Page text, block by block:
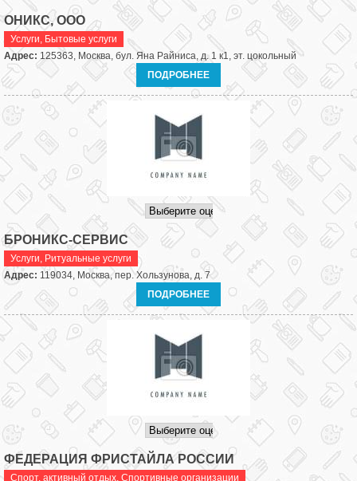
ОНИКС, ООО
Услуги, Бытовые услуги
Адрес: 125363, Москва, бул. Яна Райниса, д. 1 к1, эт. цокольный
ПОДРОБНЕЕ
БРОНИКС-СЕРВИС
Услуги, Ритуальные услуги
Адрес: 119034, Москва, пер. Хользунова, д. 7
ПОДРОБНЕЕ
ФЕДЕРАЦИЯ ФРИСТАЙЛА РОССИИ
Спорт, активный отдых, Спортивные организации